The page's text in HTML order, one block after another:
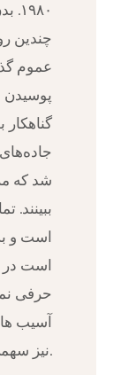
چندین
عموم
پوسیدن
گناهکار
شد که
ببینند.
است و
است
حرفی
آسیب
نیز سهمی از آن را تجربه کرده‌ایم.